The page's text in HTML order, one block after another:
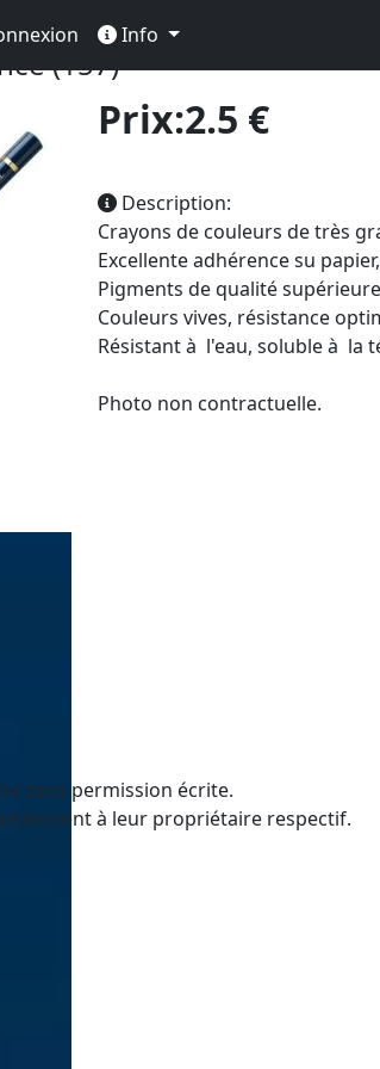
Info
(157)
Prix:2.5 €
Description:
Crayons de couleurs de très
Excellente adhérence su
Pigments de qualité
Couleurs vives, résistance
Résistant à l'eau, soluble à la
Photo non contractuelle.
sans permission écrite.
à leur propriétaire respectif.